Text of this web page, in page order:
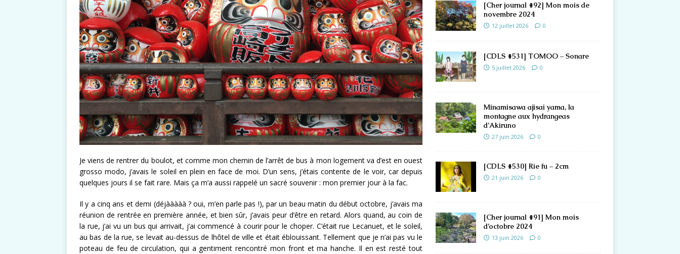
Je viens de rentrer du boulot, et comme mon chemin de l’arrêt de bus à mon logement va d’est en ouest
grosso modo, j’avais le soleil en plein en face de moi. D’un sens, j’étais contente de le voir, car depuis
quelques jours il se fait rare. Mais ça m’a aussi rappelé un sacré souvenir : mon premier jour à la fac.
Il y a cinq ans et demi (déjààààà ? oui, m’en parle pas !), par un beau matin du début octobre, j’avais ma
réunion de rentrée en première année, et bien sûr, j’avais peur d’être en retard. Alors quand, au coin de
la rue, j’ai vu un bus qui arrivait, j’ai commencé à courir pour le choper. C’était rue Lecanuet, et le soleil,
au bas de la rue, se levait au-dessus de lhôtel de ville et était éblouissant. Tellement que je n’ai pas vu le
poteau de feu de circulation, qui a gentiment rencontré mon front et ma hanche. Il en est resté tout
[Cher journal #92] Mon mois de
novembre 2024
12 juillet 2026 0
[CDLS #531] TOMOO – Sonare
5 juillet 2026 0
Minamisawa ajisai yama, la
montagne aux hydrangeas
d’Akiruno
27 juin 2026 0
[CDLS #530] Rie fu – 2cm
21 juin 2026 0
[Cher journal #91] Mon mois
d’octobre 2024
13 juin 2026 0